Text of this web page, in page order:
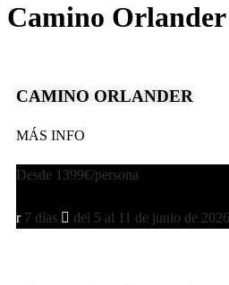
Camino Orlander
CAMINO ORLANDER
MÁS INFO
Desde 1399€/persona
7 días
del 5 al 11 de junio de 2026